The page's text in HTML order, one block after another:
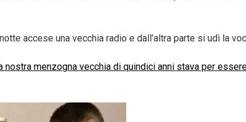
accese una vecchia radio e dall’altra parte si udì la
menzogna vecchia di quindici anni stava per